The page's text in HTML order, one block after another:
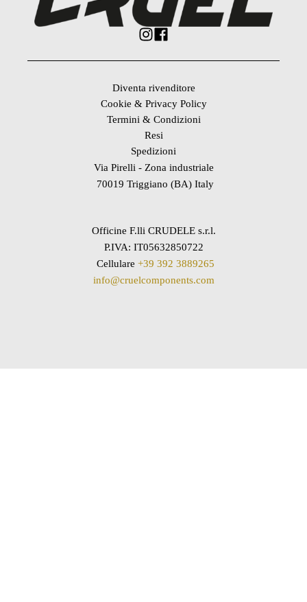
Diventa rivenditore
Cookie & Privacy Policy
Termini & Condizioni
Resi
Spedizioni
Via Pirelli - Zona industriale
70019 Triggiano (BA) Italy
Officine F.lli CRUDELE s.r.l.
P.IVA: IT05632850722
Cellulare +39 392 3889265
info@cruelcomponents.com